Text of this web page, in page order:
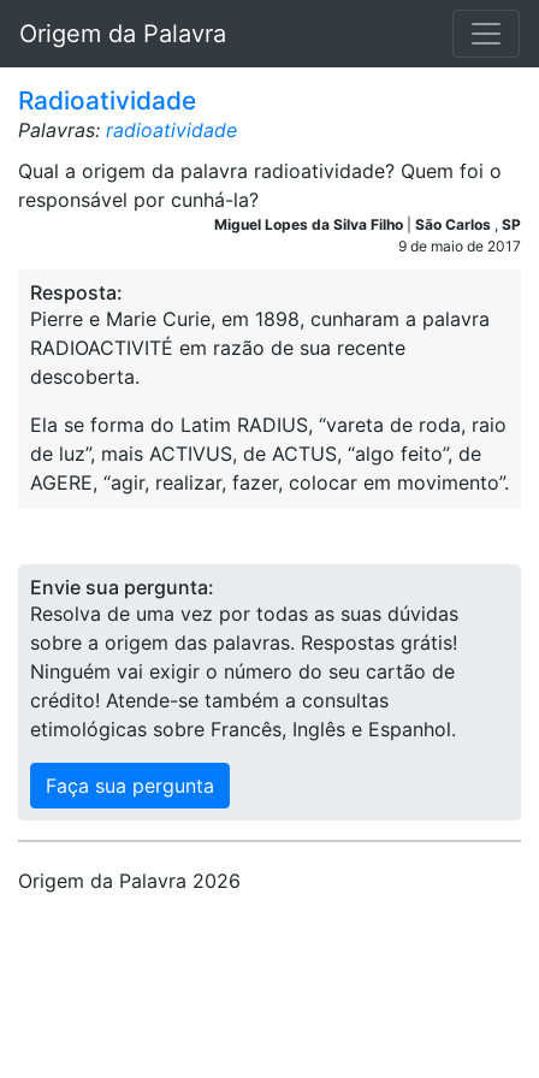
Origem da Palavra
Radioatividade
Palavras: radioatividade
Qual a origem da palavra radioatividade? Quem foi o
responsável por cunhá-la?
Miguel Lopes da Silva Filho São Carlos , SP
9 de maio de 2017
Resposta:
Pierre e Marie Curie, em 1898, cunharam a palavra
RADIOACTIVITÉ em razão de sua recente
descoberta.
Ela se forma do Latim RADIUS, “vareta de roda, raio
de luz”, mais ACTIVUS, de ACTUS, “algo feito”, de
AGERE, “agir, realizar, fazer, colocar em movimento”.
Envie sua pergunta:
Resolva de uma vez por todas as suas dúvidas
sobre a origem das palavras. Respostas grátis!
Ninguém vai exigir o número do seu cartão de
crédito! Atende-se também a consultas
etimológicas sobre Francês, Inglês e Espanhol.
Faça sua pergunta
Origem da Palavra 2026